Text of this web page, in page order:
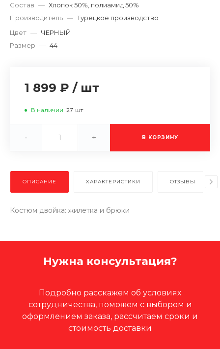
Состав — Хлопок 50%, полиамид 50%
Производитель — Турецкое производство
Цвет — ЧЕРНЫЙ
Размер — 44
1 899 ₽ / шт
В наличии 27 шт
- + В КОРЗИНУ
ОПИСАНИЕ ХАРАКТЕРИСТИКИ ОТЗЫВЫ
Костюм двойка: жилетка и брюки
Нужна консультация?
Подробно расскажем об условиях
сотрудничества, поможем с выбором и
оформлением заказа, рассчитаем сроки и
стоимость доставки